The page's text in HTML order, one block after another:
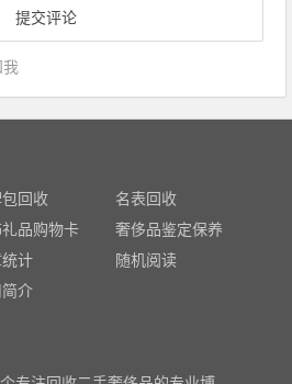
我
回收
名表回收
品购物卡
奢侈品鉴定保养
计
随机阅读
介